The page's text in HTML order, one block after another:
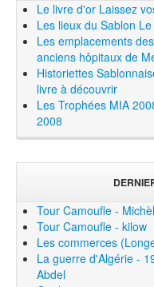
Le livre d'or Laissez
Les lieux du Sablon
Les emplacements
anciens hôpitaux de
Historiettes
livre à découvrir
Les Trophées MIA
2008
Tour Camoufle -
Tour Camoufle - kilow
Les commerces
La guerre d'Algérie -
Abdel